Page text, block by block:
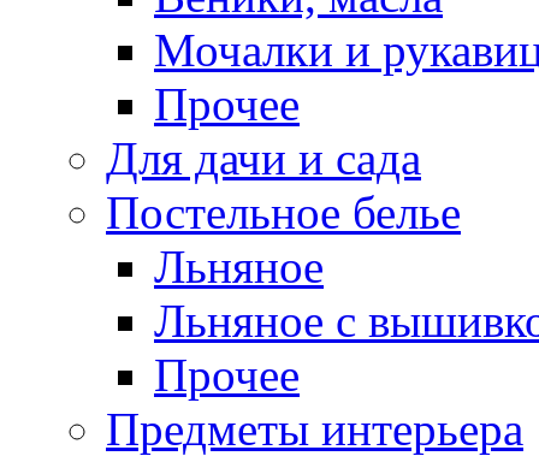
Мочалки и
Прочее
Для дачи и сада
Постельное белье
Льняное
Льняное с
Прочее
Предметы интерьера